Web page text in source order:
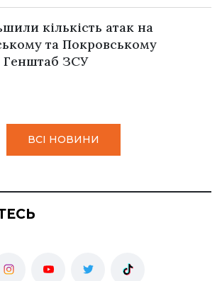
кількість атак на
та Покровському
ЗСУ
ВСІ НОВИНИ